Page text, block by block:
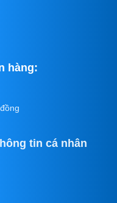
hàng:
tin cá nhân